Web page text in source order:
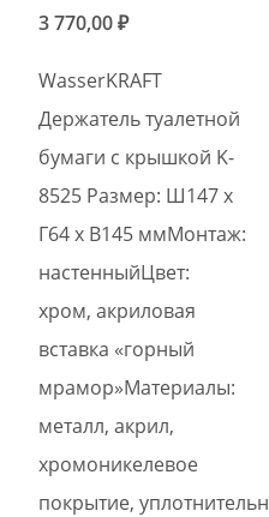
3 770,00₽
WasserKRAFT
Держатель туалетной
бумаги с крышкой K-
8525 Размер: Ш147 х
Г64 х В145 ммМонтаж:
настенныйЦвет:
хром, акриловая
вставка «горный
мрамор»Материалы:
металл, акрил,
хромоникелевое
покрытие,